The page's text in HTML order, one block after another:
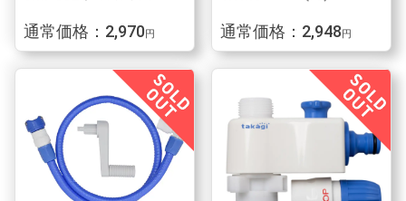
通常価格：2,970円 通常価格：2,948 円